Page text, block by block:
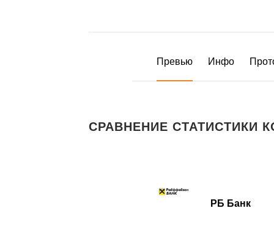
Превью Инфо
СРАВНЕНИЕ СТАТИСТИКИ
РБ Банк